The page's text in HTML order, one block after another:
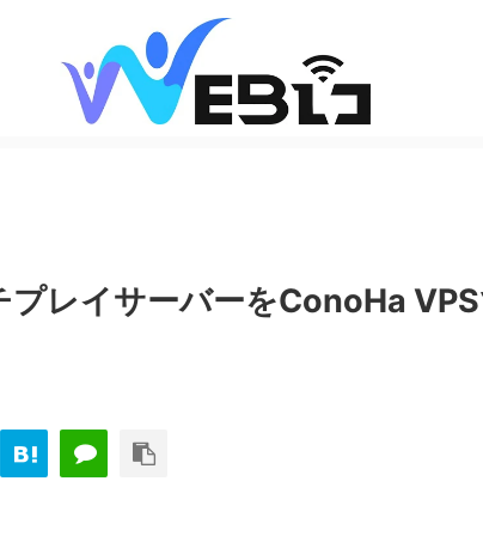
プレイサーバーをConoHa